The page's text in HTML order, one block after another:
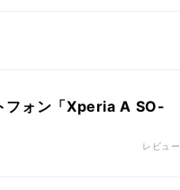
フォン「Xperia A SO-
レビュー